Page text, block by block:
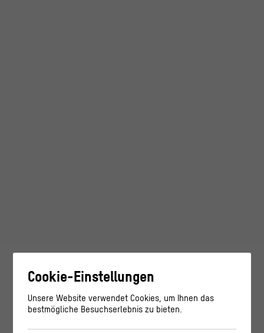
Cookie-Einstellungen
Unsere Website verwendet Cookies, um Ihnen das
bestmögliche Besuchserlebnis zu bieten.